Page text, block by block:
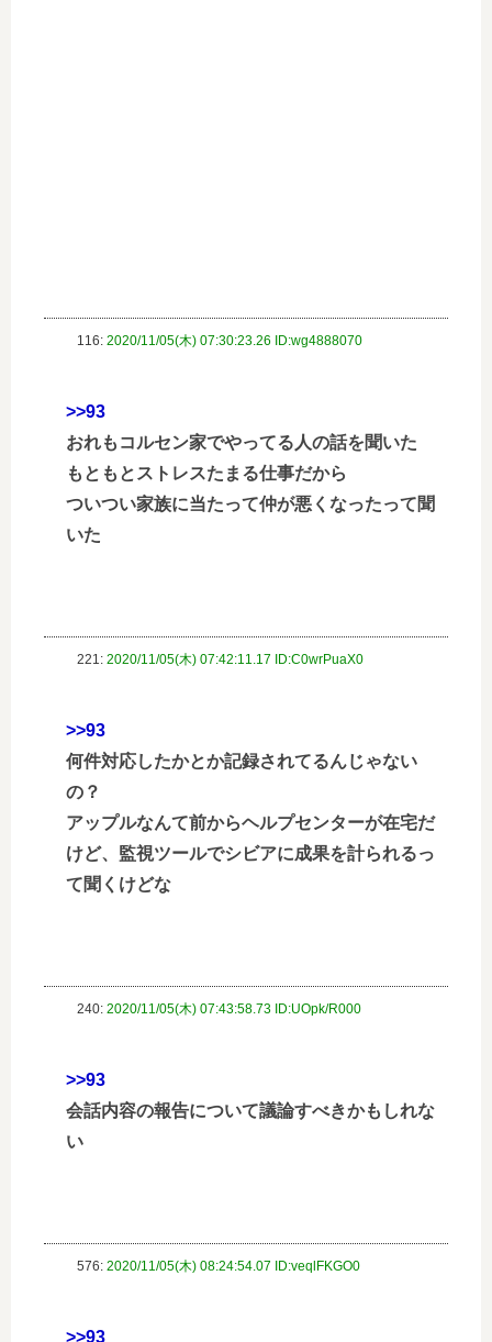
116: 2020/11/05(木) 07:30:23.26 ID:wg4888070
>>93
おれもコルセン家でやってる人の話を聞いた
もともとストレスたまる仕事だから
ついつい家族に当たって仲が悪くなったって聞
いた
221: 2020/11/05(木) 07:42:11.17 ID:C0wrPuaX0
>>93
何件対応したかとか記録されてるんじゃない
の？
アップルなんて前からヘルプセンターが在宅だ
けど、監視ツールでシビアに成果を計られるっ
て聞くけどな
240: 2020/11/05(木) 07:43:58.73 ID:UOpk/R000
>>93
会話内容の報告について議論すべきかもしれな
い
576: 2020/11/05(木) 08:24:54.07 ID:veqlFKGO0
>>93